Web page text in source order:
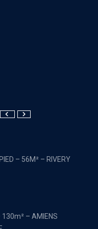
– 56M² – RIVERY
130m² – AMIENS